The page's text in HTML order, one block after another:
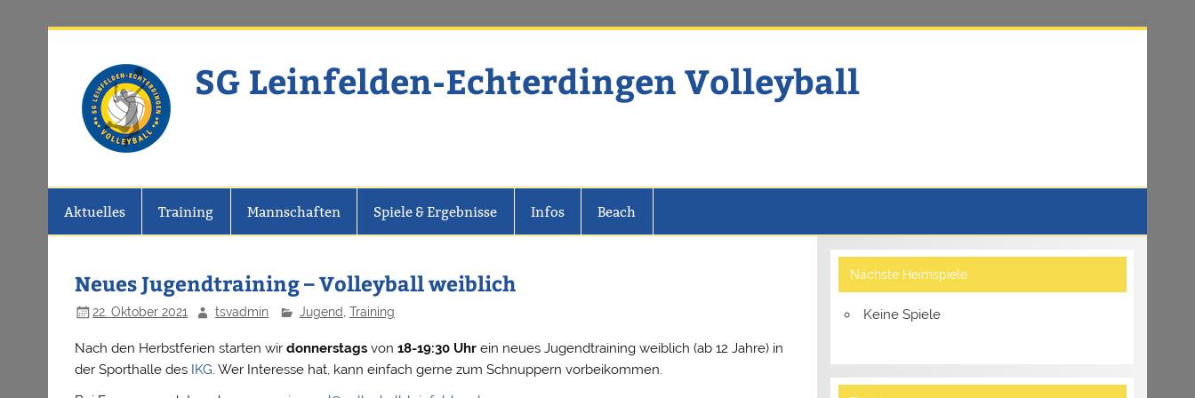
SG Leinfelden-Echterdingen Volleyball
Aktuelles Training Mannschaften Spiele & Ergebnisse Infos Beach
Neues Jugendtraining – Volleyball weiblich
22. Oktober 2021 tsvadmin Jugend Training
Nach den Herbstferien starten wirdonnerstagsvon18-19:30 Uhr ein neues Jugendtraining weiblich (ab 12 Jahre) in
der Sporthalle des IKG. Wer Interesse hat, kann einfach gerne zum Schnuppern vorbeikommen.
Nächste Heimspiele
Keine Spiele